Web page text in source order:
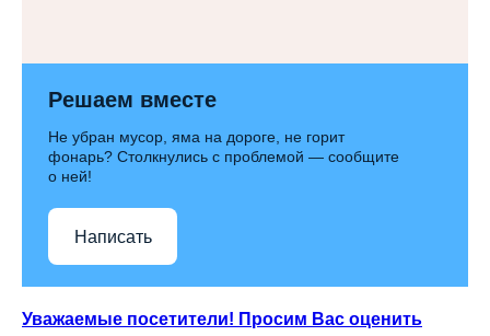
Решаем вместе
Не убран мусор, яма на дороге, не горит
фонарь? Столкнулись с проблемой — сообщите
о ней!
Написать
Уважаемые посетители! Просим Вас оценить